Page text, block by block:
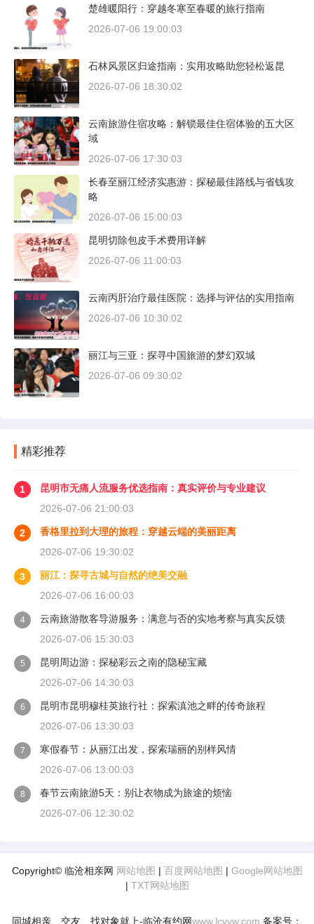
楚雄暖阳行：穿越冬寒至春暖的旅行指南
2026-07-06 19:00:03
石林风景区归途指南：实用攻略助您轻松返昆
2026-07-06 18:30:02
云南旅游住宿攻略：解锁最佳住宿体验的五大区
域
2026-07-06 17:30:03
长春至丽江经济实惠游：探秘最佳路线与省钱攻
略
2026-07-06 15:00:03
昆明切除包皮手术费用详解
2026-07-06 11:00:03
云南丙肝治疗最佳医院：选择与评估的实用指南
2026-07-06 10:30:02
丽江与三亚：探寻中国旅游的梦幻双城
2026-07-06 09:30:02
精彩推荐
1
昆明市无痛人流服务优选指南：真实评价与专业建议
2026-07-06 21:00:03
2
香格里拉到大理的旅程：穿越云端的美丽距离
2026-07-06 19:30:02
3
丽江：探寻古城与自然的绝美交融
2026-07-06 16:00:03
4
云南旅游散客导游服务：满意与否的实地考察与真实反馈
2026-07-06 15:30:03
5
昆明周边游：探秘彩云之南的隐秘宝藏
2026-07-06 14:30:03
6
昆明市昆明穆桂英旅行社：探索滇池之畔的传奇旅程
2026-07-06 13:30:03
7
寒假春节：从丽江出发，探索瑞丽的别样风情
2026-07-06 13:00:03
8
春节云南旅游5天：别让衣物成为旅途的烦恼
2026-07-06 12:30:02
Copyright© 临沧相亲网 网站地图 | 百度网站地图 | Google网站地图
| TXT网站地图
同城相亲、交友、找对象就上-临沧有约网www.lcyyw.com 备案号：